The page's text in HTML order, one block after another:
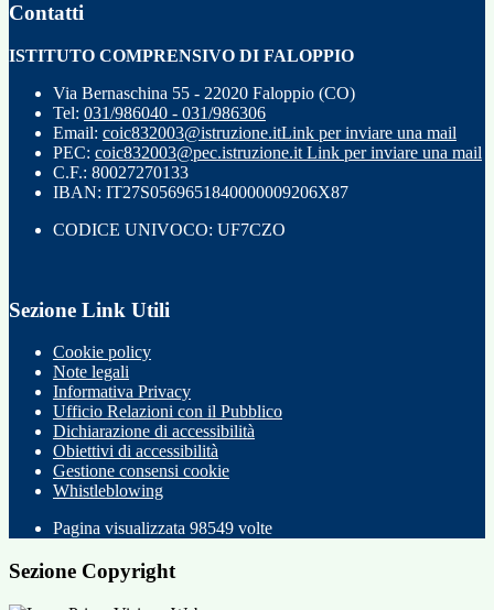
Contatti
ISTITUTO COMPRENSIVO DI FALOPPIO
Via Bernaschina 55 - 22020 Faloppio (CO)
Tel: 031/986040 - 031/986306
Email: coic832003@istruzione.itLink per inviare una mail
PEC: coic832003@pec.istruzione.it Link per inviare una mail
C.F.: 80027270133
IBAN: IT27S0569651840000009206X87
CODICE UNIVOCO: UF7CZO
Sezione Link Utili
Cookie policy
Note legali
Informativa Privacy
Ufficio Relazioni con il Pubblico
Dichiarazione di accessibilità
Obiettivi di accessibilità
Gestione consensi cookie
Whistleblowing
Pagina visualizzata 98549 volte
Sezione Copyright